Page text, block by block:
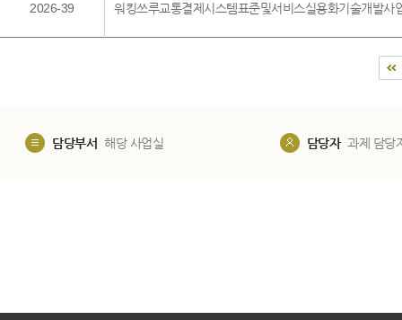
2026-39 워킹쓰루교통결제시스템표준및서비스실용화기술개발사
담당부서 해당 사업실 담당자 과제 담당